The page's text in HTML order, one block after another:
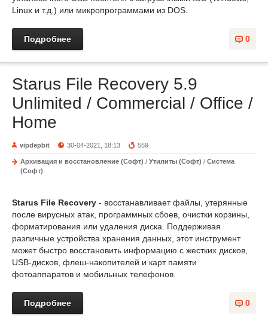
Linux и т.д.) или микропрограммами из DOS.
0
Подробнее
Starus File Recovery 5.9
Unlimited / Commercial / Office /
Home
vipdepbit 30-04-2021, 18:13 559
Архивация и восстановление (Софт) / Утилиты (Софт) / Система
(Софт)
Starus File Recovery - восстанавливает файлы, утерянные
после вирусных атак, программных сбоев, очистки корзины,
форматирования или удаления диска. Поддерживая
различные устройства хранения данных, этот инструмент
может быстро восстановить информацию с жестких дисков,
USB-дисков, флеш-накопителей и карт памяти
фотоаппаратов и мобильных телефонов.
0
Подробнее